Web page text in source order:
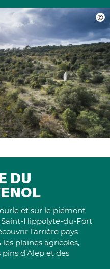
DU
et sur le piémont
Saint-Hippolyte-du-Fort
l’arrière pays
plaines agricoles,
d’Alep et des